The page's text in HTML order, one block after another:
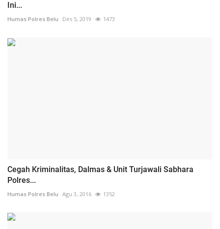
Ini...
Humas Polres Belu Des 5, 2019 1473
Cegah Kriminalitas, Dalmas & Unit Turjawali Sabhara
Polres...
Humas Polres Belu Agu 3, 2016 1352